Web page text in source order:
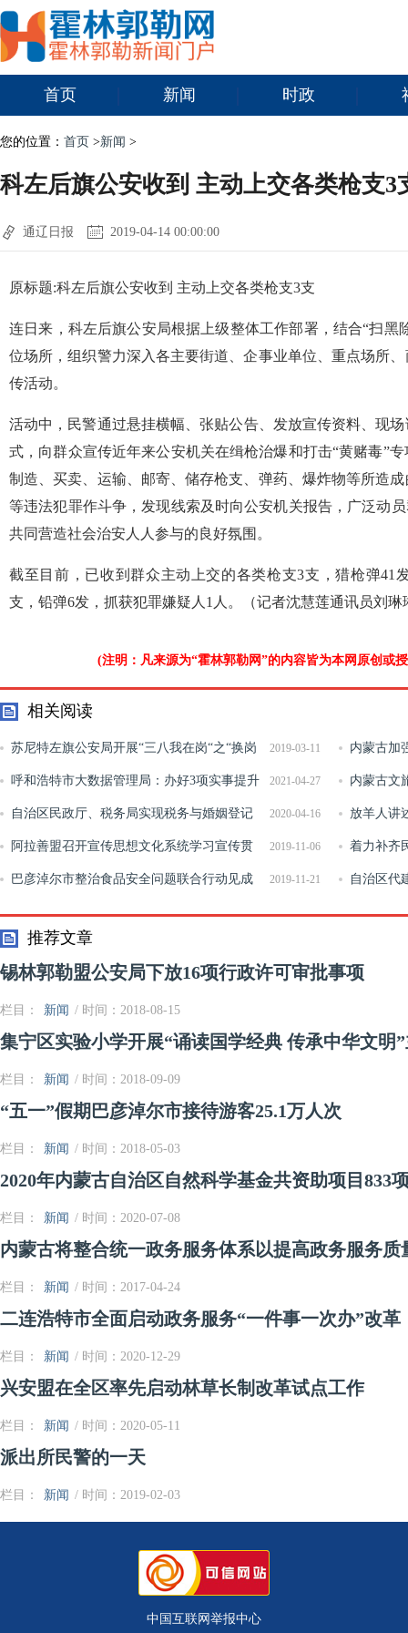
首页 新闻 时政
您的位置： 首页 >新闻 >
科左后旗公安收到 主动上交各类枪支3
通辽日报 2019-04-14 00:00:00
原标题:科左后旗公安收到 主动上交各类枪支3支
连日来，科左后旗公安局根据上级整体工作部署，结合“扫黑
位场所，组织警力深入各主要街道、企事业单位、重点场所
传活动。
活动中，民警通过悬挂横幅、张贴公告、发放宣传资料、现
式，向群众宣传近年来公安机关在缉枪治爆和打击“黄赌毒”
制造、买卖、运输、邮寄、储存枪支、弹药、爆炸物等所造
等违法犯罪作斗争，发现线索及时向公安机关报告，广泛动
共同营造社会治安人人参与的良好氛围。
截至目前，已收到群众主动上交的各类枪支3支，猎枪弹41
支，铅弹6发，抓获犯罪嫌疑人1人。（记者沈慧莲通讯员刘琳
(注明：凡来源为“霍林郭勒网”的内容皆为本网原创或
相关阅读
2019-03-11
苏尼特左旗公安局开展“三八我在岗“之“换岗
体验，使命同行”主题实践活动
内蒙古加
范性文件
2021-04-27
呼和浩特市大数据管理局：办好3项实事提升
群众生活便捷度和幸福感
内蒙古文
2020-04-16
自治区民政厅、税务局实现税务与婚姻登记
信息实时共享
放羊人讲
2019-11-06
阿拉善盟召开宣传思想文化系统学习宣传贯
彻党的十九届四中全会精神会议
着力补齐
彩人生
2019-11-21
巴彦淖尔市整治食品安全问题联合行动见成
效
自治区代
培训会
推荐文章
锡林郭勒盟公安局下放16项行政许可审批事项
栏目： 新闻 / 时间：2018-08-15
集宁区实验小学开展“诵读国学经典 传承中华文明
栏目： 新闻 / 时间：2018-09-09
“五一”假期巴彦淖尔市接待游客25.1万人次
栏目： 新闻 / 时间：2018-05-03
2020年内蒙古自治区自然科学基金共资助项目833
栏目： 新闻 / 时间：2020-07-08
内蒙古将整合统一政务服务体系以提高政务服务质
栏目： 新闻 / 时间：2017-04-24
二连浩特市全面启动政务服务“一件事一次办”改革
栏目： 新闻 / 时间：2020-12-29
兴安盟在全区率先启动林草长制改革试点工作
栏目： 新闻 / 时间：2020-05-11
派出所民警的一天
栏目： 新闻 / 时间：2019-02-03
中国互联网举报中心